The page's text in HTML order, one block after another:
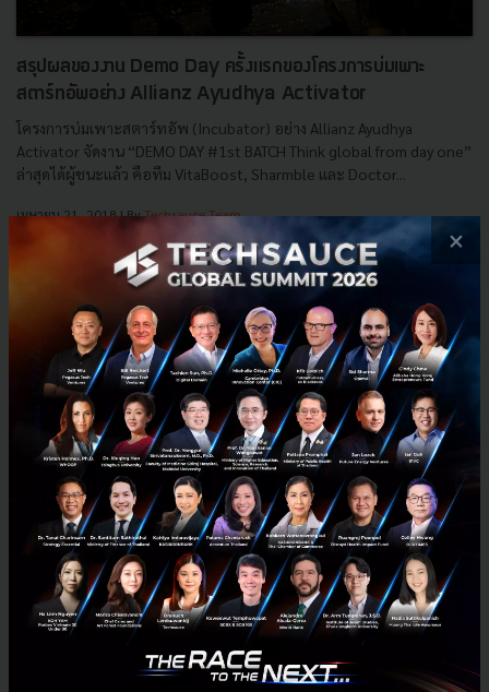
สรุปผลของงาน Demo Day ครั้งแรกของโครงการบ่มเพาะ
สตาร์ทอัพอย่าง Allianz Ayudhya Activator
โครงการบ่มเพาะสตาร์ทอัพ (Incubator) อย่าง Allianz Ayudhya
Activator จัดงาน “DEMO DAY #1st BATCH Think global from day one”
ล่าสุดได้ผู้ชนะแล้ว คือทีม VitaBoost, Sharmble และ Doctor...
เมษายน 21, 2018| ByTechsauce Team
อลิอันซ์ Incubator Allianz Ayudhya
14 ทีม Startups ไฟแรง ในโครงการ Allianz Ayudhya
×